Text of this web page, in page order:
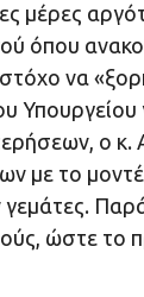
μέρες
όπου
να
ο κ.
με το
γεμάτες.
ώστε το